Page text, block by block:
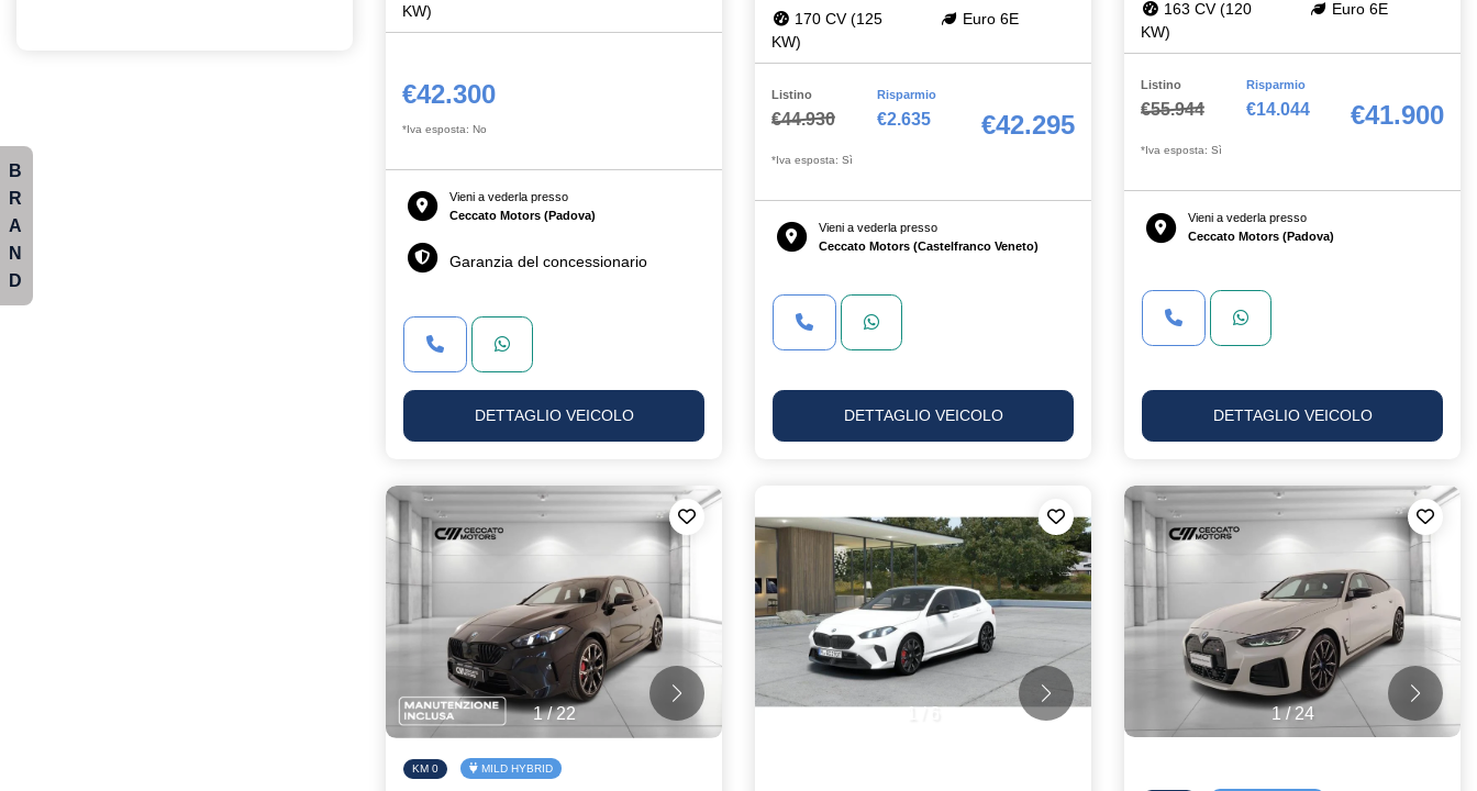
KW)
€42.300
*Iva esposta: No
Vieni a vederla presso
Ceccato Motors (Padova)
Garanzia del concessionario
DETTAGLIO VEICOLO
170 CV (125
KW)
Euro 6E
Listino
€44.930
Risparmio
€2.635 €42.295
*Iva esposta: Sì
Vieni a vederla presso
Ceccato Motors (Castelfranco Veneto)
DETTAGLIO VEICOLO
163 CV (120
KW)
Euro 6E
Listino
€55.944
Risparmio
€14.044 €41.900
*Iva esposta: Sì
Vieni a vederla presso
Ceccato Motors (Padova)
DETTAGLIO VEICOLO
1/22
KM 0 MILD HYBRID
1/6 1/ 24
B
R
A
N
D